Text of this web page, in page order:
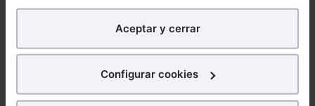
analíticospara tratar demejorar tu experienciaen
nuestra página web. También con fines publicitarios,
para poder mostrarte publicidad y contenidos de tu
¿Qué puedes hacer?
Aceptar y cerrar
Configurar cookies
Lefebvre
Librerías asociadas
Productos